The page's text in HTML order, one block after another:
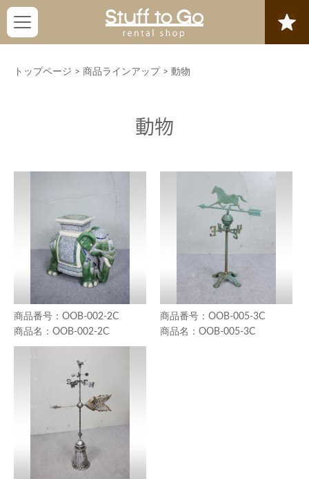
トップページ > 商品ラインアップ > 動物
動物
OOB-002-2C
OOB-002-2C
OOB-005-3C
OOB-005-3C